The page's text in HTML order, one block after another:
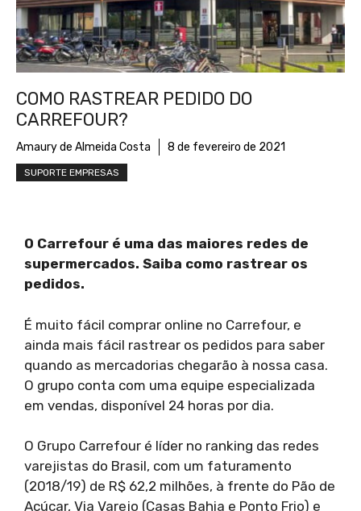
COMO RASTREAR PEDIDO DO
CARREFOUR?
Amaury de Almeida Costa 8 de fevereiro de 2021
SUPORTE EMPRESAS
O Carrefour é uma das maiores redes de
supermercados. Saiba como rastrear os
pedidos.
É muito fácil comprar online no Carrefour, e
ainda mais fácil rastrear os pedidos para saber
quando as mercadorias chegarão à nossa casa.
O grupo conta com uma equipe especializada
em vendas, disponível 24 horas por dia.
O Grupo Carrefour é líder no ranking das redes
varejistas do Brasil, com um faturamento
(2018/19) de R$ 62,2 milhões, à frente do Pão de
Açúcar, Via Varejo (Casas Bahia e Ponto Frio) e